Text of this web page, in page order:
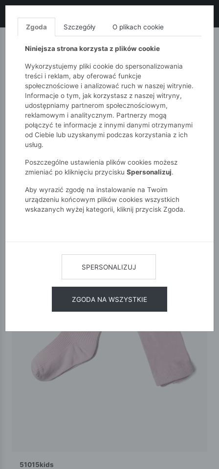
MONNARI QUIOSQUE
51015kids
Dziewczynki 2-7 lat
Rajstopy grube dla dziewczynki
51015kids
Zgoda Szczegóły O plikach cookie
Niniejsza strona korzysta z plików cookie
Wykorzystujemy pliki cookie do spersonalizowania
treści i reklam, aby oferować funkcje
społecznościowe i analizować ruch w naszej witrynie.
Informacje o tym, jak korzystasz z naszej witryny,
udostępniamy partnerom społecznościowym,
reklamowym i analitycznym. Partnerzy mogą
połączyć te informacje z innymi danymi otrzymanymi
od Ciebie lub uzyskanymi podczas korzystania z ich
usług.
Poszczególne ustawienia plików cookies możesz
zmieniać po kliknięciu przycisku Spersonalizuj.
Aby wyrazić zgodę na instalowanie na Twoim
urządzeniu końcowym plików cookies wszystkich
wskazanych wyżej kategorii, kliknij przycisk Zgoda.
SPERSONALIZUJ
ZGODA NA WSZYSTKIE